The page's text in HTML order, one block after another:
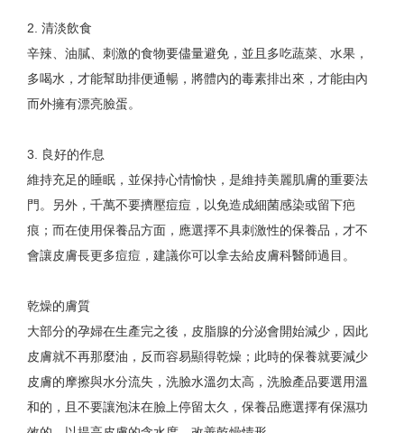
2. 清淡飲食
辛辣、油膩、刺激的食物要儘量避免，並且多吃蔬菜、水果，
多喝水，才能幫助排便通暢，將體內的毒素排出來，才能由內
而外擁有漂亮臉蛋。
3. 良好的作息
維持充足的睡眠，並保持心情愉快，是維持美麗肌膚的重要法
門。另外，千萬不要擠壓痘痘，以免造成細菌感染或留下疤
痕；而在使用保養品方面，應選擇不具刺激性的保養品，才不
會讓皮膚長更多痘痘，建議你可以拿去給皮膚科醫師過目。
乾燥的膚質
大部分的孕婦在生產完之後，皮脂腺的分泌會開始減少，因此
皮膚就不再那麼油，反而容易顯得乾燥；此時的保養就要減少
皮膚的摩擦與水分流失，洗臉水溫勿太高，洗臉產品要選用溫
和的，且不要讓泡沫在臉上停留太久，保養品應選擇有保濕功